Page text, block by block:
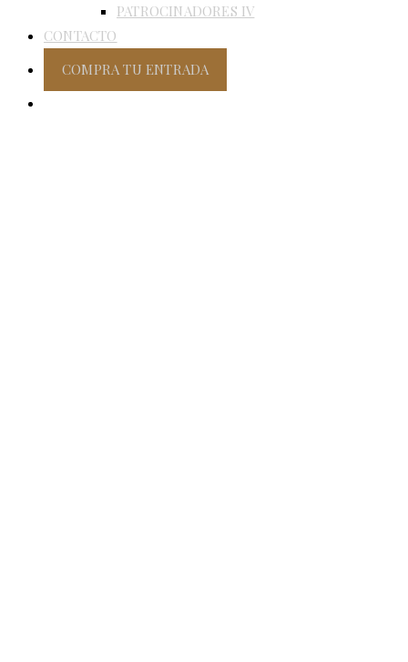
PATROCINADORES IV
CONTACTO
COMPRA TU ENTRADA